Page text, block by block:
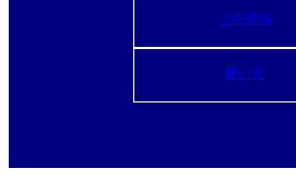
ご意見箱
使い方